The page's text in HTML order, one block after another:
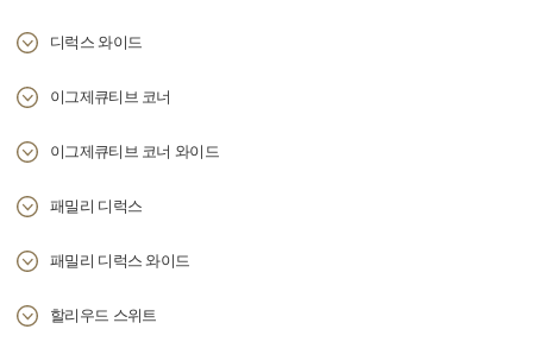
디럭스 와이드
이그제큐티브 코너
이그제큐티브 코너 와이드
패밀리 디럭스
패밀리 디럭스 와이드
할리우드 스위트